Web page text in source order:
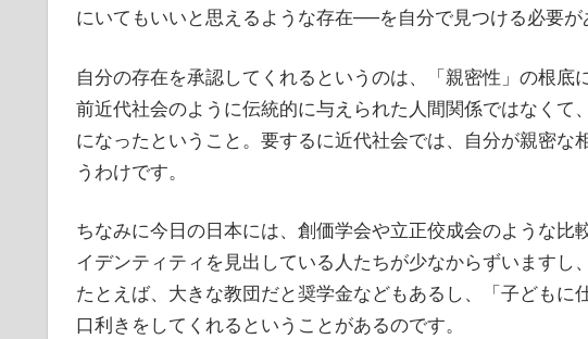
にいてもいいと思えるような存在──を自分で見つける必要が
自分の存在を承認してくれるというのは、「親密性」の根底
前近代社会のように伝統的に与えられた人間関係ではなくて
になったということ。要するに近代社会では、自分が親密
うわけです。
ちなみに今日の日本には、創価学会や立正佼成会のような
イデンティティを見出している人たちが少なからずいますし
たとえば、大きな教団だと奨学金などもあるし、「子ども
口利きをしてくれるということがあるのです。